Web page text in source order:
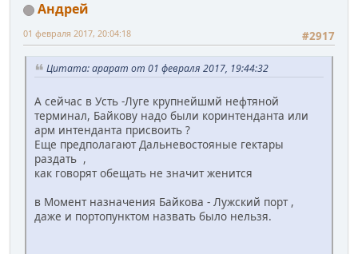
Андрей
#2917
01 февраля 2017, 20:04:18
Цитата: арарат от 01 февраля 2017, 19:44:32
А сейчас в Усть -Луге крупнейшмй нефтяной
терминал, Байкову надо были коринтенданта или
арм интенданта присвоить ?
Еще предполагают Дальневостояные гектары
раздать ,
как говорят обещать не значит женится
в Момент назначения Байкова - Лужский порт ,
даже и портопунктом назвать было нельзя.